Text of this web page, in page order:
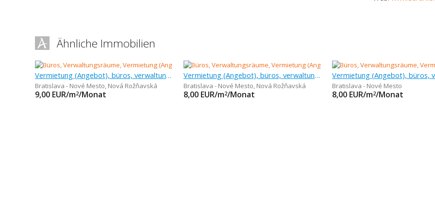
Ähnliche Immobilien
Vermietung (Angebot), büros, verwaltungsräume, 30 m
Bratislava - Nové Mesto, Nová Rožňavská
9,00 EUR/m2/Monat
Vermietung (Angebot), büros, verwaltungsräume, 30 m
Bratislava - Nové Mesto, Nová Rožňavská
8,00 EUR/m2/Monat
Bratislava - Nové Mesto
8,00 EUR/m2/Monat